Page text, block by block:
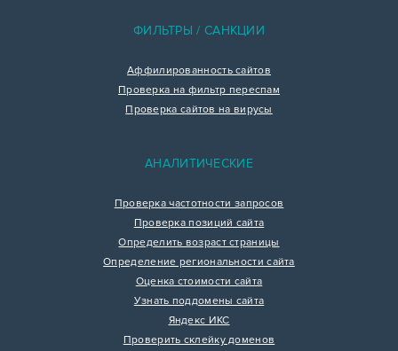
ФИЛЬТРЫ / САНКЦИИ
Аффилированность сайтов
Проверка на фильтр переспам
Проверка сайтов на вирусы
АНАЛИТИЧЕСКИЕ
Проверка частотности запросов
Проверка позиций сайта
Определить возраст страницы
Определение региональности сайта
Оценка стоимости сайта
Узнать поддомены сайта
Яндекс ИКС
Проверить склейку доменов